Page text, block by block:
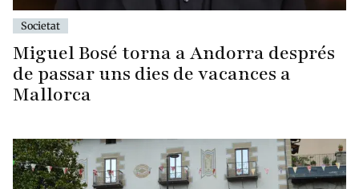
Societat
Miguel Bosé torna a Andorra després
de passar uns dies de vacances a
Mallorca